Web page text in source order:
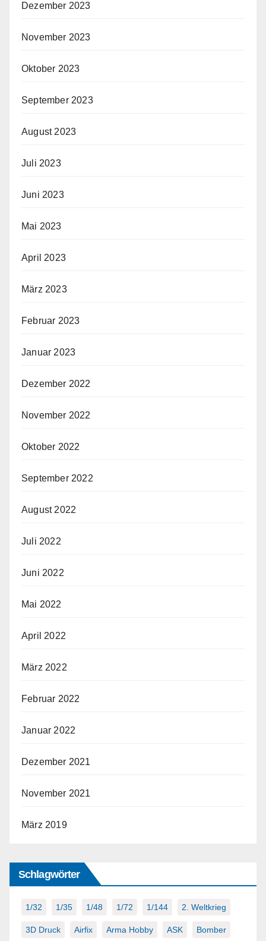
Dezember 2023
November 2023
Oktober 2023
September 2023
August 2023
Juli 2023
Juni 2023
Mai 2023
April 2023
März 2023
Februar 2023
Januar 2023
Dezember 2022
November 2022
Oktober 2022
September 2022
August 2022
Juli 2022
Juni 2022
Mai 2022
April 2022
März 2022
Februar 2022
Januar 2022
Dezember 2021
November 2021
März 2019
Schlagwörter
1/32 1/35 1/48 1/72 1/144 2. Weltkrieg
3D Druck Airfix Arma Hobby ASK Bomber